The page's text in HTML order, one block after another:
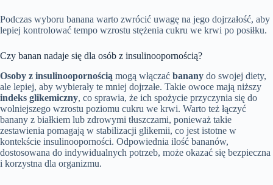
Podczas wyboru banana warto zwrócić uwagę na jego dojrzałość, aby
lepiej kontrolować tempo wzrostu stężenia cukru we krwi po posiłku.
Czy banan nadaje się dla osób z insulinoopornością?
Osoby z insulinoopornością mogą włączać banany do swojej diety,
ale lepiej, aby wybierały te mniej dojrzałe. Takie owoce mają niższy
indeks glikemiczny, co sprawia, że ich spożycie przyczynia się do
wolniejszego wzrostu poziomu cukru we krwi. Warto też łączyć
banany z białkiem lub zdrowymi tłuszczami, ponieważ takie
zestawienia pomagają w stabilizacji glikemii, co jest istotne w
kontekście insulinooporności. Odpowiednia ilość bananów,
dostosowana do indywidualnych potrzeb, może okazać się bezpieczna
i korzystna dla organizmu.